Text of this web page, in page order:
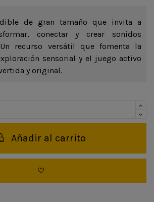
de gran tamaño que invita a
conectar y crear sonidos
Un recurso versátil que fomenta la
sensorial y el juego activo
y original.
Añadir al carrito